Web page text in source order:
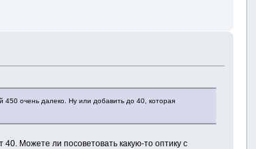
450 очень далеко. Ну или добавить до 40, которая
Можете ли посоветовать какую-то оптику с